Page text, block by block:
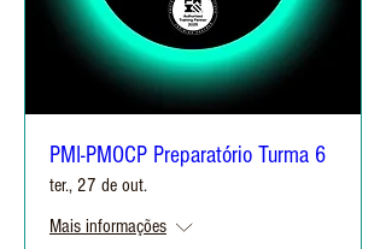
PMI-PMOCP Preparatório Turma 6
ter., 27 de out.
Mais informações